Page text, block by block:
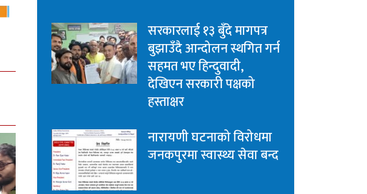
सरकारलाई १३ बुँदे मागपत्र
बुझाउँदै आन्दोलन स्थगित गर्न
सहमत भए हिन्दुवादी,
देखिएन सरकारी पक्षको
हस्ताक्षर
नारायणी घटनाको विरोधमा
जनकपुरमा स्वास्थ्य सेवा बन्द